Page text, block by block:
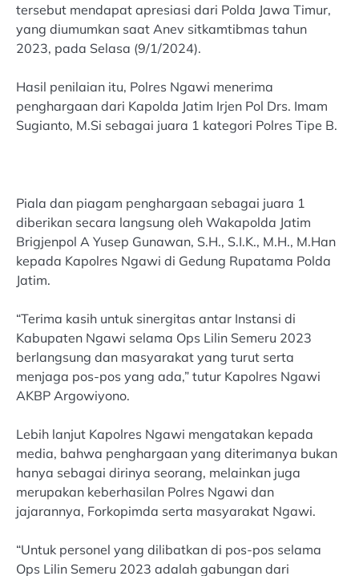
tersebut mendapat apresiasi dari Polda Jawa Timur,
yang diumumkan saat Anev sitkamtibmas tahun
2023, pada Selasa (9/1/2024).
Hasil penilaian itu, Polres Ngawi menerima
penghargaan dari Kapolda Jatim Irjen Pol Drs. Imam
Sugianto, M.Si sebagai juara 1 kategori Polres Tipe B.
Piala dan piagam penghargaan sebagai juara 1
diberikan secara langsung oleh Wakapolda Jatim
Brigjenpol A Yusep Gunawan, S.H., S.I.K., M.H., M.Han
kepada Kapolres Ngawi di Gedung Rupatama Polda
Jatim.
“Terima kasih untuk sinergitas antar Instansi di
Kabupaten Ngawi selama Ops Lilin Semeru 2023
berlangsung dan masyarakat yang turut serta
menjaga pos-pos yang ada,” tutur Kapolres Ngawi
AKBP Argowiyono.
Lebih lanjut Kapolres Ngawi mengatakan kepada
media, bahwa penghargaan yang diterimanya bukan
hanya sebagai dirinya seorang, melainkan juga
merupakan keberhasilan Polres Ngawi dan
jajarannya, Forkopimda serta masyarakat Ngawi.
“Untuk personel yang dilibatkan di pos-pos selama
Ops Lilin Semeru 2023 adalah gabungan dari